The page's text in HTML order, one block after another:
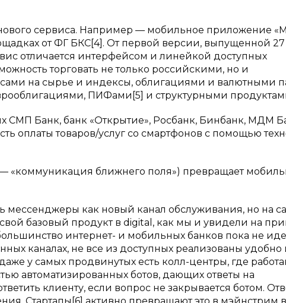
сервиса. Например — мобильное приложение
от ФГ БКС[4]. От первой версии, выпущенной 27
отличается интерфейсом и линейкой доступных
торговать не только российскими, но и
на сырье и индексы, облигациями и валютными
ПИФами[5] и структурными
СМП Банк, банк «Открытие», Росбанк, Бинбанк, МДМ
оплаты товаров/услуг со смартфонов с помощью
— «коммуникация ближнего поля») превращает
мессенджеры как новый канал обслуживания, но на
базовый продукт в digital, как мы и увидели на
интернет- и мобильных банков пока не
каналах, не все из доступных реализованы удобно
у самых продвинутых есть колл-центры, где
автоматизированных ботов, дающих ответы на
клиенту, если вопрос не закрывается ботом.